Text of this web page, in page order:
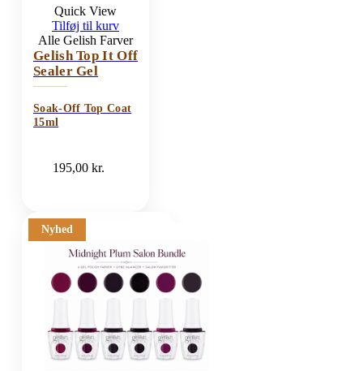
Quick View
Tilføj til kurv
Alle Gelish Farver
Gelish Top It Off
Sealer Gel
Soak-Off Top Coat
15ml
195,00kr.
Nyhed